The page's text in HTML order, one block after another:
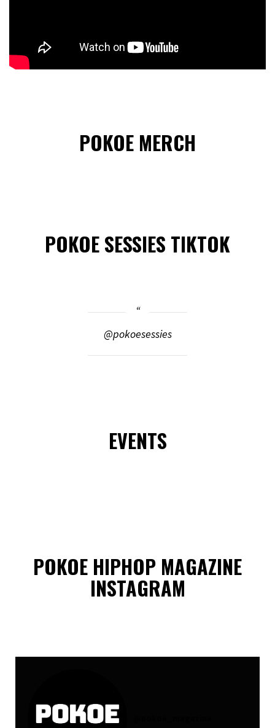
POKOE MERCH
POKOE SESSIES TIKTOK
@pokoesessies
EVENTS
POKOE HIPHOP MAGAZINE
INSTAGRAM